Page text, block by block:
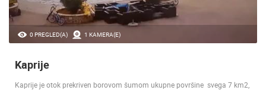
0 PREGLED(A) 1 KAMERA(E)
Kaprije
Kaprije je otok prekriven borovom šumom ukupne površine svega 7 km2,